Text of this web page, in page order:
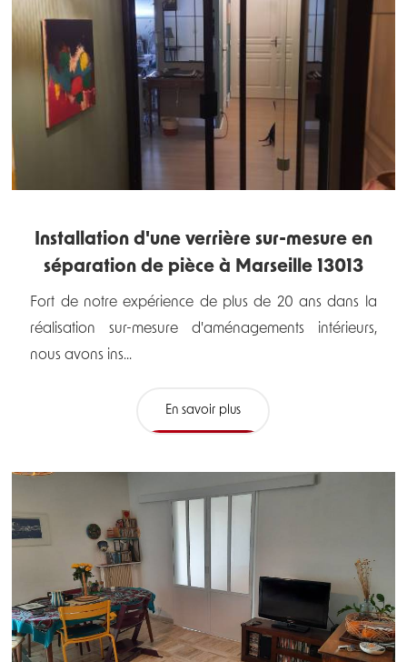
Installation d'une verrière sur-mesure en
séparation de pièce à Marseille 13013
Fort de notre expérience de plus de 20 ans dans la
réalisation sur-mesure d'aménagements intérieurs,
nous avons ins...
En savoir plus